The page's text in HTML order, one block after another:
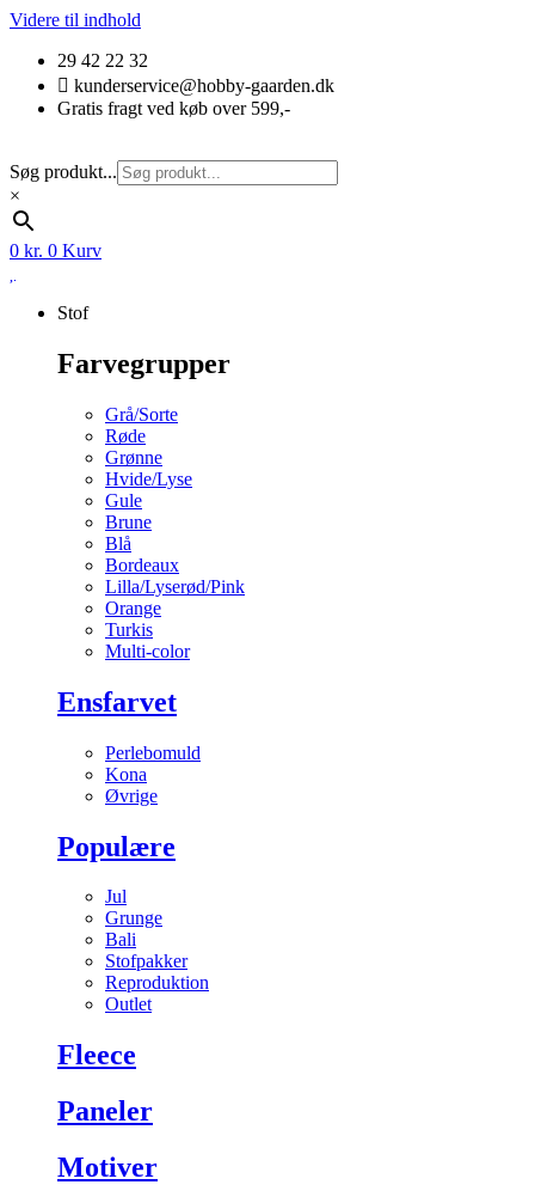
Videre til indhold
29 42 22 32
kunderservice@hobby-gaarden.dk
Gratis fragt ved køb over 599,-
Søg produkt...
×
0 kr. 0 Kurv
Stof
Farvegrupper
Grå/Sorte
Røde
Grønne
Hvide/Lyse
Gule
Brune
Blå
Bordeaux
Lilla/Lyserød/Pink
Orange
Turkis
Multi-color
Ensfarvet
Perlebomuld
Kona
Øvrige
Populære
Jul
Grunge
Bali
Stofpakker
Reproduktion
Outlet
Fleece
Paneler
Motiver